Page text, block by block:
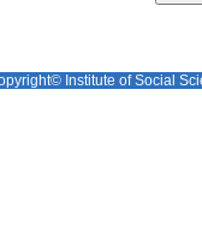
Institute of Social